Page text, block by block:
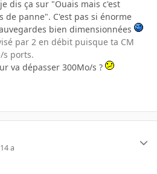
dis ça sur "Ouais mais c'est
de panne". C'est pas si énorme
bien dimensionnées
par 2 en débit puisque ta CM
s ports.
va dépasser 300Mo/s ?
14 a